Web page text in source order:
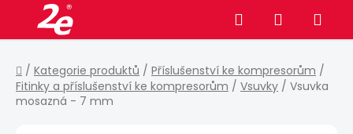
obsah
Hledat NÁKUPNÍ
KOŠÍK
Domů
/ Kategorie produktů / Příslušenství ke kompresorům /
Fitinky a příslušenství ke kompresorům / Vsuvky / Vsuvka
mosazná - 7 mm